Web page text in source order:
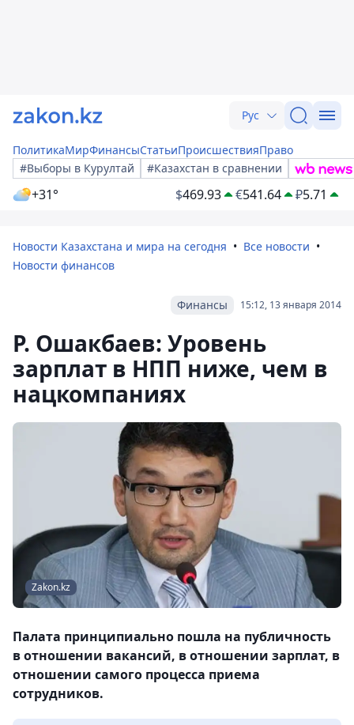
Рус
ПолитикаМирФинансыСтатьиПроисшествияПраво
#Выборы в Курултай
#Казахстан в сравнении
+31° $469.93 €541.64 ₽5.71
Новости Казахстана и мира на сегодня
Все новости
Новости финансов
15:12, 13 января 2014
Финансы
Р. Ошакбаев: Уровень
зарплат в НПП ниже, чем в
нацкомпаниях
Zakon.kz
Палата принципиально пошла на публичность
в отношении вакансий, в отношении зарплат, в
отношении самого процесса приема
сотрудников.